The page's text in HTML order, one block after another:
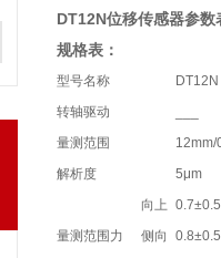
DT12N位移传感器参数
规格表：
型号名称
DT12N
转轴驱动
量测范围
12mm/
解析度
5μm
量测范围力
向上
侧向